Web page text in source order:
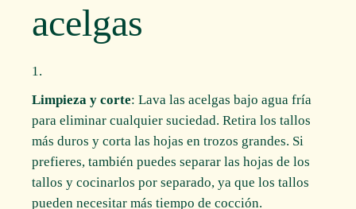
acelgas
Limpieza y corte: Lava las acelgas bajo agua fría
para eliminar cualquier suciedad. Retira los tallos
más duros y corta las hojas en trozos grandes. Si
prefieres, también puedes separar las hojas de los
tallos y cocinarlos por separado, ya que los tallos
pueden necesitar más tiempo de cocción.